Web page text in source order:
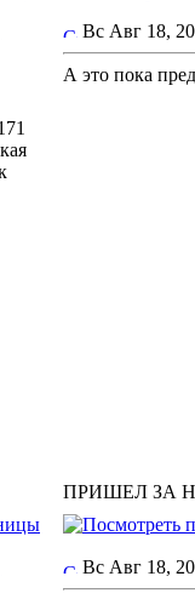
Вс Авг 18,
А это пока
ПРИШЕЛ ЗА
Вс Авг 18,